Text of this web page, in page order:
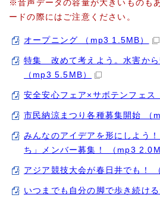
※音声データの容量が大きいものも
ードの際にはご注意ください。
オープニング （mp3 1.5MB）
特集 改めて考えよう。水害から
（mp3 5.5MB）
安全安心フェア×サボテンフェス
市民納涼まつり各種募集開始 （
みんなのアイデアを形にしよう
ち」メンバー募集！ （mp3
アジア競技大会が春日井でも！
いつまでも自分の脚で歩き続け